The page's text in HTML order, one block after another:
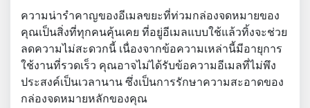
ความน่ารำคาญของอีเมลขยะที่ท่วมกล่องจดหมายของ
คุณเป็นสิ่งที่ทุกคนคุ้นเคย ที่อยู่อีเมลแบบใช้แล้วทิ้งจะช่วย
ลดความไม่สะดวกนี้ เนื่องจากข้อความเหล่านี้มีอายุการ
ใช้งานที่รวดเร็ว คุณอาจไม่ได้รับข้อความอีเมลที่ไม่พึง
ประสงค์เป็นเวลานาน ซึ่งเป็นการรักษาความสะอาดของ
กล่องจดหมายหลักของคุณ